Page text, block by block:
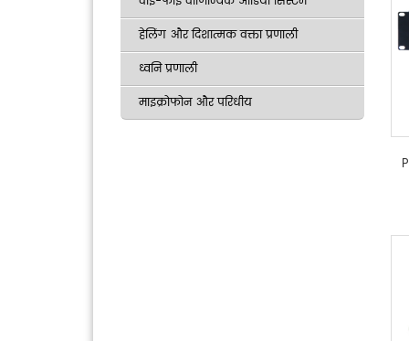
हेलिंग और दिशात्मक वक्ता प्रणाली
ध्वनि प्रणाली
माइक्रोफोन और परिधीय